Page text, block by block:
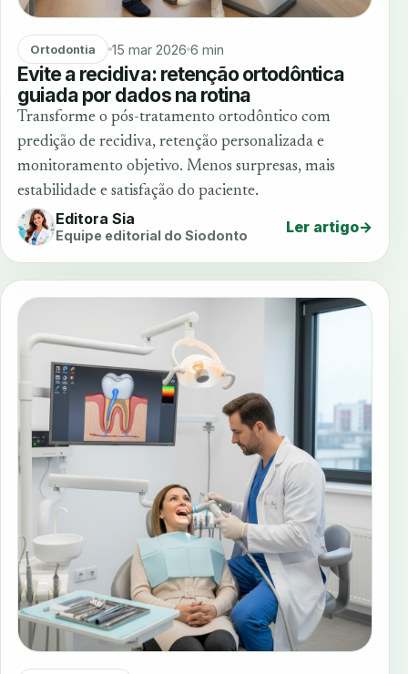
Ortodontia 15 mar 2026 6 min
Evite a recidiva: retenção ortodôntica
guiada por dados na rotina
Transforme o pós-tratamento ortodôntico com
predição de recidiva, retenção personalizada e
monitoramento objetivo. Menos surpresas, mais
estabilidade e satisfação do paciente.
Editora Sia
Equipe editorial do Siodonto Ler artigo→